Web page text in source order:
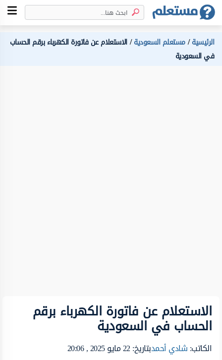
الرئيسية مستعلم السعودية الاستعلام عن فاتورة الكهرباء برقم الحساب
في السعودية
الاستعلام عن فاتورة الكهرباء برقم
الحساب في السعودية
الكاتب:شادي أحمدبتاريخ: 22 مايو 2025 , 20:06